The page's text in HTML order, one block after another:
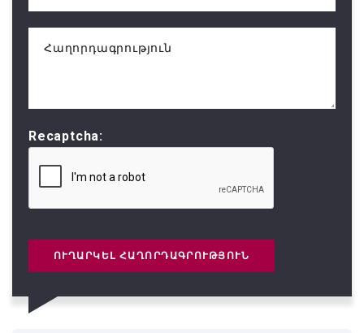
Հաղորդագրություն
Recaptcha:
ՈՒՂԱՐԿԵԼ ՀԱՂՈՐԴԱԳՐՈՒԹՅՈՒՆ